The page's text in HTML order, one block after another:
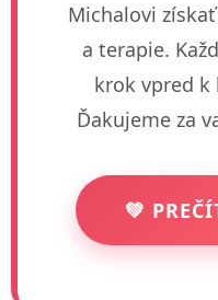
Michalovi
a terapie.
krok vpred k
Ďakujeme za
💚